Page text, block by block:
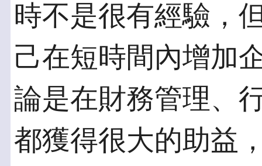
時不是很有經驗，
己在短時間內增加
論是在財務管理、
都獲得很大的助益